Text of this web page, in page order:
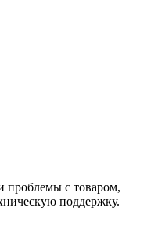
проблемы с товаром,
поддержку.